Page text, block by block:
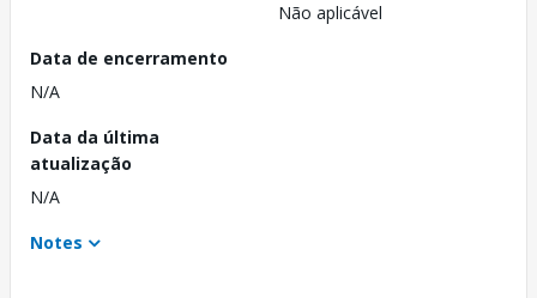
Não aplicável
Data de encerramento
N/A
Data da última
atualização
N/A
Notes